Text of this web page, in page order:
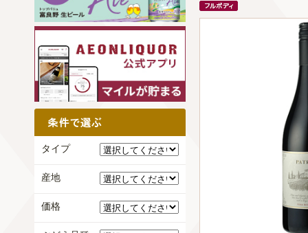
タイプ
産地
価格